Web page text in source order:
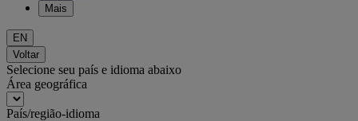
Mais
EN
Voltar
Selecione seu país e idioma abaixo
Área geográfica
País/região-idioma